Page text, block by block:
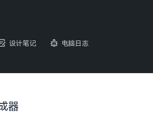
设计笔记 电脑日志
器